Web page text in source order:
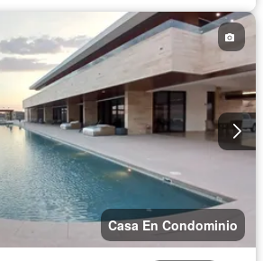
Televisión por cable
Terraza
Wifi Zonas verdes Sin amueblar
Casa En Condominio